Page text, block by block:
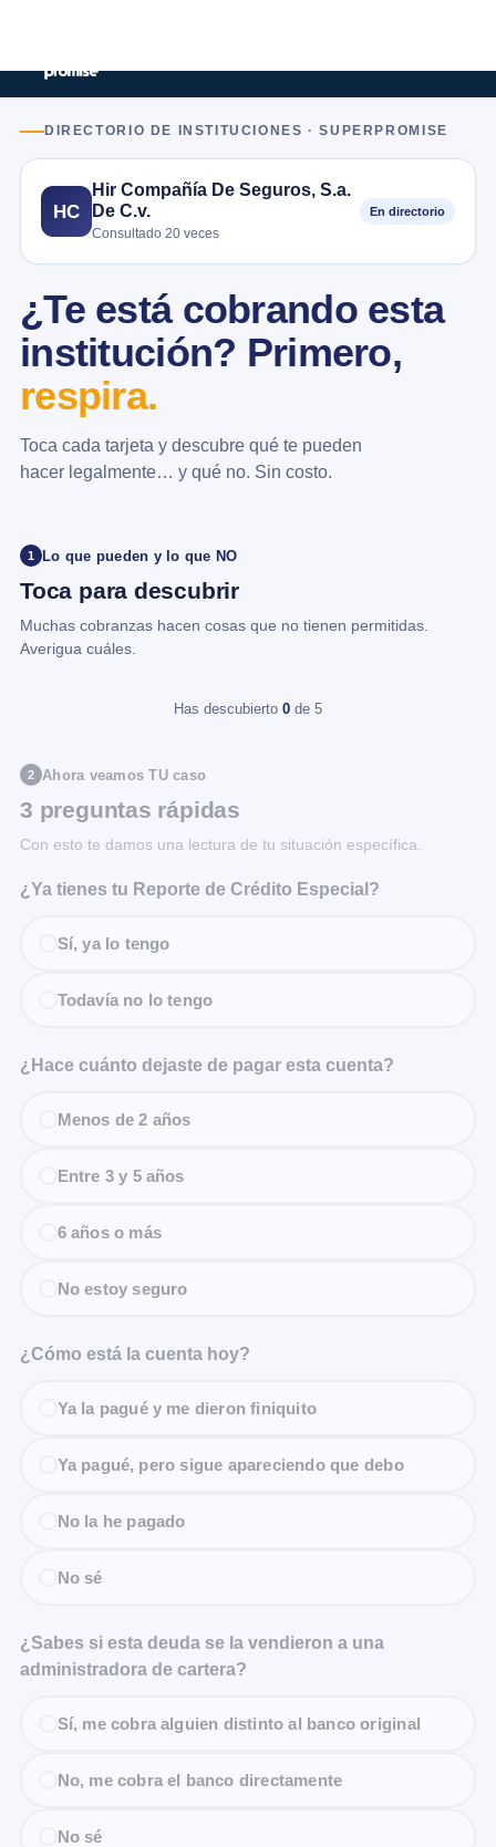
DIRECTORIO DE INSTITUCIONES · SUPERPROMISE
HC
Hir Compañía De Seguros, S.a.
De C.v.
Consultado 20 veces
En directorio
¿Te está cobrando esta
institución? Primero,
respira.
Toca cada tarjeta y descubre qué te pueden
hacer legalmente… y qué no. Sin costo.
1 Lo que pueden y lo que NO
Toca para descubrir
Muchas cobranzas hacen cosas que no tienen permitidas.
Averigua cuáles.
Has descubierto 0 de 5
2 Ahora veamos TU caso
3 preguntas rápidas
Con esto te damos una lectura de tu situación específica.
¿Ya tienes tu Reporte de Crédito Especial?
Sí, ya lo tengo
Todavía no lo tengo
¿Hace cuánto dejaste de pagar esta cuenta?
Menos de 2 años
Entre 3 y 5 años
6 años o más
No estoy seguro
¿Cómo está la cuenta hoy?
Ya la pagué y me dieron finiquito
Ya pagué, pero sigue apareciendo que debo
No la he pagado
No sé
¿Sabes si esta deuda se la vendieron a una
administradora de cartera?
Sí, me cobra alguien distinto al banco original
No, me cobra el banco directamente
No sé